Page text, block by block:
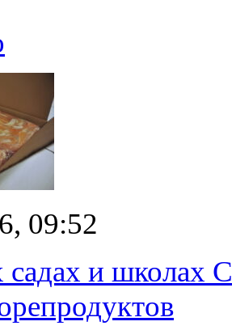
09:52
садах и школах